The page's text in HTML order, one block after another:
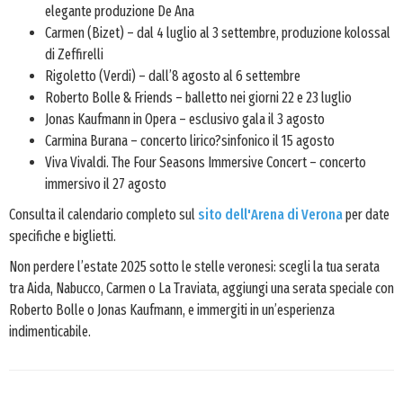
elegante produzione De Ana
Carmen (Bizet) – dal 4 luglio al 3 settembre, produzione kolossal
di Zeffirelli
Rigoletto (Verdi) – dall’8 agosto al 6 settembre
Roberto Bolle & Friends – balletto nei giorni 22 e 23 luglio
Jonas Kaufmann in Opera – esclusivo gala il 3 agosto
Carmina Burana – concerto lirico?sinfonico il 15 agosto
Viva Vivaldi. The Four Seasons Immersive Concert – concerto
immersivo il 27 agosto
Consulta il calendario completo sul sito dell'Arena di Veronaper date
specifiche e biglietti.
Non perdere l’estate 2025 sotto le stelle veronesi: scegli la tua serata
tra Aida, Nabucco, Carmen o La Traviata, aggiungi una serata speciale con
Roberto Bolle o Jonas Kaufmann, e immergiti in un’esperienza
indimenticabile.